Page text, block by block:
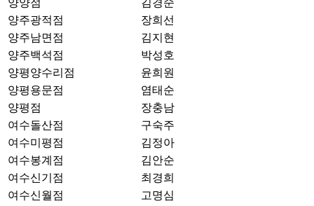
양양점
김경순
양주광적점
장희선
양주남면점
김지현
양주백석점
박성호
양평양수리점
윤희원
양평용문점
염태순
양평점
장충남
여수돌산점
구숙주
여수미평점
김정아
여수봉계점
김안순
여수신기점
최경희
여수신월점
고명심